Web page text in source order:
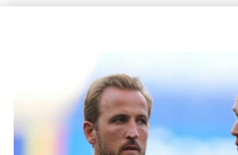
Vorgaben des Bundes geknüpft
Ätna auf Sizilien ausgebrochen -
zeitweise eingeschränkt
Doppelpack Freigang: Frankfurt